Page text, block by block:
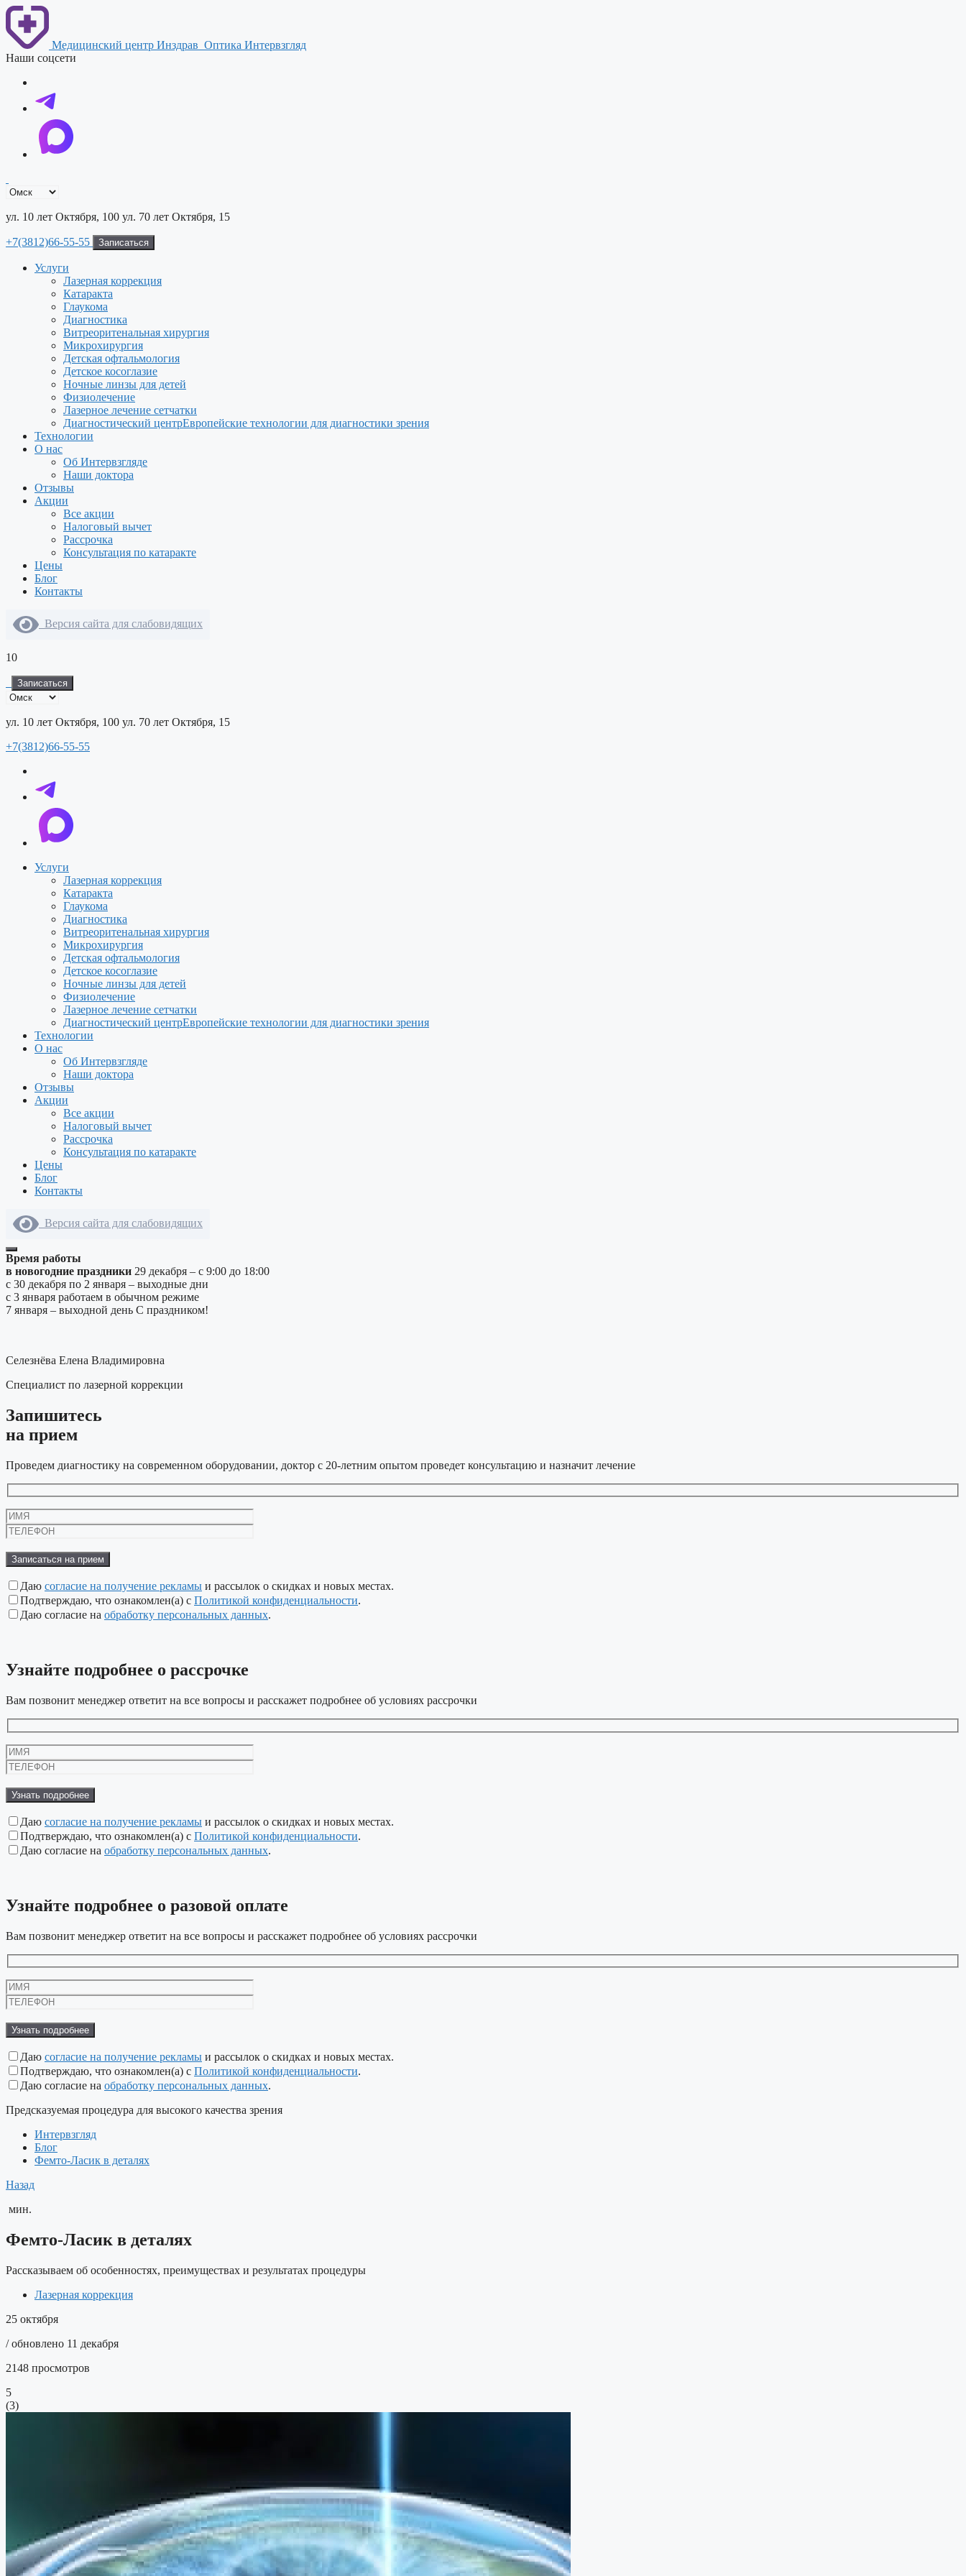
Перейти
содержимому
Медицинский центр Инздрав Оптика Интервзгляд
Наши соцсети
ул. 10 лет Октября, 100 ул. 70 лет Октября, 15
+7(3812)66-55-55 Записаться
Услуги
Лазерная коррекция
Катаракта
Глаукома
Диагностика
Витреоритенальная хирургия
Микрохирургия
Детская офтальмология
Детское косоглазие
Ночные линзы для детей
Физиолечение
Лазерное лечение сетчатки
Диагностический центрЕвропейские технологии для диагностики зрения
Технологии
О нас
Об Интервзгляде
Наши доктора
Отзывы
Акции
Все акции
Налоговый вычет
Рассрочка
Консультация по катаракте
Цены
Блог
Контакты
Версия сайта для слабовидящих
10
Записаться
ул. 10 лет Октября, 100 ул. 70 лет Октября, 15
+7(3812)66-55-55
Услуги
Лазерная коррекция
Катаракта
Глаукома
Диагностика
Витреоритенальная хирургия
Микрохирургия
Детская офтальмология
Детское косоглазие
Ночные линзы для детей
Физиолечение
Лазерное лечение сетчатки
Диагностический центрЕвропейские технологии для диагностики зрения
Технологии
О нас
Об Интервзгляде
Наши доктора
Отзывы
Акции
Все акции
Налоговый вычет
Рассрочка
Консультация по катаракте
Цены
Блог
Контакты
Версия сайта для слабовидящих
Время работы
в новогодние праздники 29 декабря – с 9:00 до 18:00
с 30 декабря по 2 января – выходные дни
с 3 января работаем в обычном режиме
7 января – выходной день С праздником!
Селезнёва Елена Владимировна
Специалист по лазерной коррекции
Запишитесь
на прием
Проведем диагностику на современном оборудовании, доктор с 20-летним опытом проведет консультацию и назначит лечение
Даю согласие на получение рекламы и рассылок о скидках и новых местах.
Подтверждаю, что ознакомлен(а) с Политикой конфиденциальности.
Даю согласие на обработку персональных данных.
Узнайте подробнее о рассрочке
Вам позвонит менеджер ответит на все вопросы и расскажет подробнее об условиях рассрочки
Даю согласие на получение рекламы и рассылок о скидках и новых местах.
Подтверждаю, что ознакомлен(а) с Политикой конфиденциальности.
Даю согласие на обработку персональных данных.
Узнайте подробнее о разовой оплате
Вам позвонит менеджер ответит на все вопросы и расскажет подробнее об условиях рассрочки
Даю согласие на получение рекламы и рассылок о скидках и новых местах.
Подтверждаю, что ознакомлен(а) с Политикой конфиденциальности.
Даю согласие на обработку персональных данных.
Предсказуемая процедура для высокого качества зрения
Интервзгляд
Блог
Фемто-Ласик в деталях
Назад
мин.
Фемто-Ласик в деталях
Рассказываем об особенностях, преимуществах и результатах процедуры
Лазерная коррекция
25 октября
/ обновлено 11 декабря
2148 просмотров
5
(3)